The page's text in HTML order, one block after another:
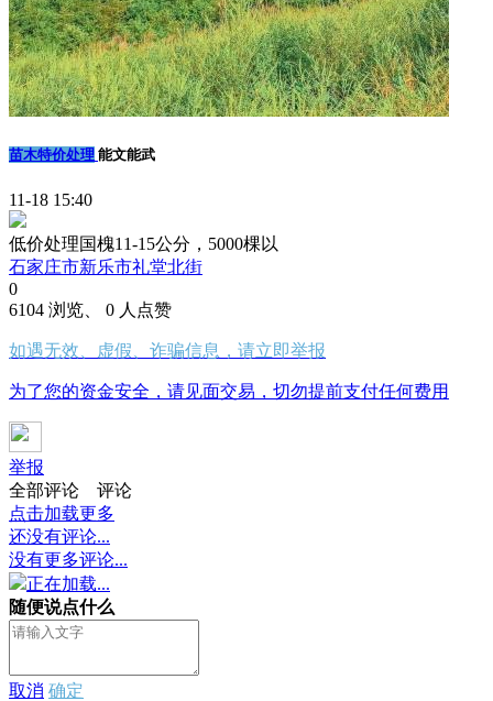
苗木特价处理 能文能武
11-18 15:40
低价处理国槐11-15公分，5000棵以
石家庄市新乐市礼堂北街
0
6104 浏览、 0 人点赞
如遇无效、虚假、诈骗信息，请立即举报
为了您的资金安全，请见面交易，切勿提前支付任何费用
举报
全部评论
评论
点击加载更多
还没有评论...
没有更多评论...
正在加载...
随便说点什么
取消 确定